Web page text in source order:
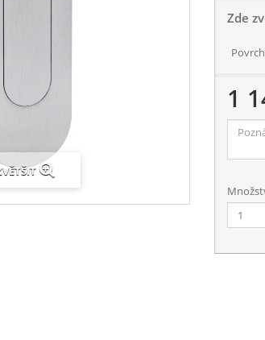
Zde
1